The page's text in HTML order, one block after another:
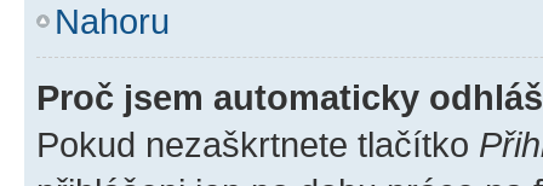
Nahoru
Proč jsem automaticky
Pokud nezaškrtnete tlačítko